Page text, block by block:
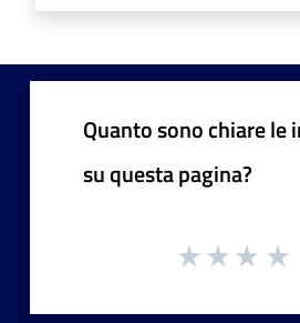
Quanto sono chiare le
su questa pagina?